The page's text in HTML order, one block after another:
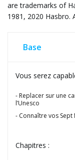
are trademarks of
1981, 2020 Hasbro.
Base
Vous serez
Replacer sur une
l’Unesco
Connaître vos
Chapitres :